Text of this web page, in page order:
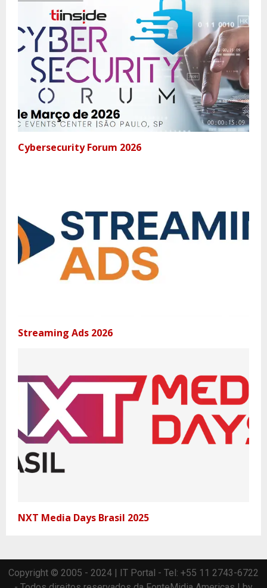
Cybersecurity Forum 2026
Streaming Ads 2026
NXT Media Days Brasil 2025
Copyright © 2005 - 2024 | IT Portal - Tel: +55 11 2743-6722